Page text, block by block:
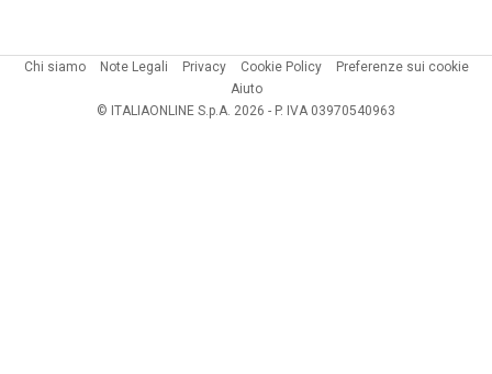
Chi siamo Note Legali Privacy Cookie Policy
Preferenze sui cookie
Aiuto
© ITALIAONLINE S.p.A. 2026 - P. IVA 03970540963